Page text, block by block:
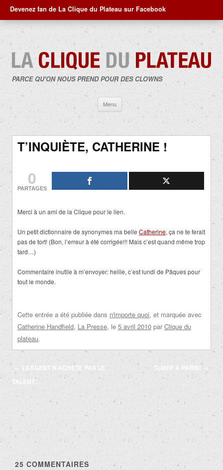
Devenez fan de La Clique du Plateau sur Facebook
PARCE QU'ON NOUS PREND POUR DES CLOWNS
Menu
contenu
T’INQUIÈTE, CATHERINE !
0
PARTAGES
Merci à un ami de la Clique pour le lien.
Un petit dictionnaire de synonymes ma belle Catherine, ça ne te ferait
pas de tort! (Bon, l’erreur à été corrigée!!! Mais c’est quand même trop
tard…)
Commentaire inutile à m’envoyer: heille, c’est lundi de Pâques pour
tout le monde.
Cette entrée a été publiée dans n'importe quoi, et marquée avec
Catherine Handfield, La Presse, le 5 avril 2010 par Clique du
plateau.
Navigation
des
articles
← L’ARGENT N’ACHÈTE PAS LE
TALENT…
TLMEP À PARIS!→
25 COMMENTAIRES